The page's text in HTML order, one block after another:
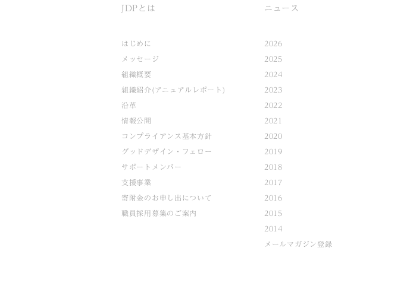
JDPとは
はじめに
メッセージ
組織概要
組織紹介(アニュアルレポート)
沿革
情報公開
コンプライアンス基本方針
グッドデザイン・フェロー
サポートメンバー
支援事業
寄附金のお申し出について
職員採用募集のご案内
ニュース
2026
2025
2024
2023
2022
2021
2020
2019
2018
2017
2016
2015
2014
メールマガジン登録